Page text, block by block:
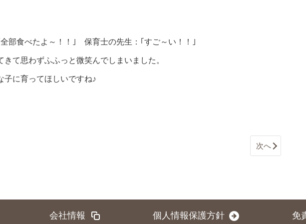
部食べたよ～！！｣ 保育士の先生：｢すご～い！！｣
きて思わずふふっと微笑んでしまいました。
子に育ってほしいですね♪
次へ
会社情報 個人情報保護方針 免